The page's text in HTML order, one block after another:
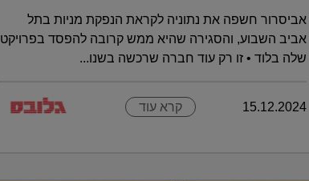
אביסרור חשפה את נתוניה לקראת הנפקת מניות בתל
אביב השבוע, והסגירה שהיא ממש קרובה להפסד בפרויקט
שלה בלוד • זו רק עוד חברה שרכשה בשנו...
15.12.2024 קרא עוד